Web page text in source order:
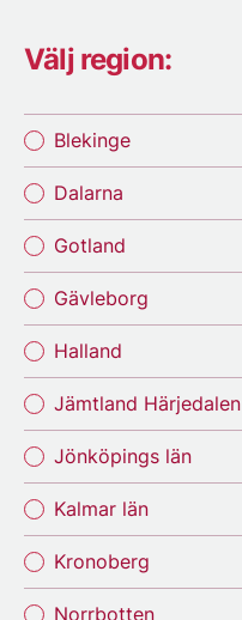
Välj region:
Blekinge
Dalarna
Gotland
Gävleborg
Halland
Jämtland Härjedalen
Jönköpings län
Kalmar län
Kronoberg
Norrbotten